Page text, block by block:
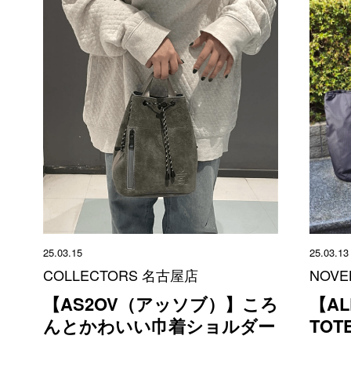
25.03.15
COLLECTORS 名古屋店
【AS2OV（アッソブ）】ころ
んとかわいい巾着ショルダー
25.03.13
【